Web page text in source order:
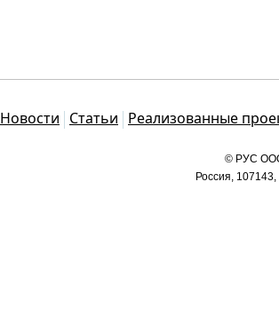
Новости Статьи Реализованные
© РУС ООО
Россия,